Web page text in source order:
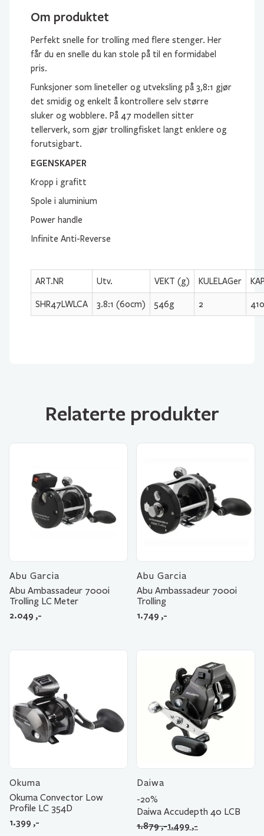
Om produktet
Perfekt snelle for trolling med flere stenger. Her
får du en snelle du kan stole på til en formidabel
pris.
Funksjoner som lineteller og utveksling på 3,8:1 gjør
det smidig og enkelt å kontrollere selv større
sluker og wobblere. På 47 modellen sitter
tellerverk, som gjør trollingfisket langt enklere og
forutsigbart.
EGENSKAPER
Kropp i grafitt
Spole i aluminium
Power handle
Infinite Anti-Reverse
ART.NR Utv. VEKT (g) KULELAGer
SHR47LWLCA 3.8:1 (60cm) 546g 2
Relaterte produkter
Abu Garcia
Abu Ambassadeur 7000i
Trolling LC Meter
2.049 ,-
Abu Garcia
Abu Ambassadeur 7000i
Trolling
1.749 ,-
Okuma
Okuma Convector Low
Profile LC 354D
1.399 ,-
Daiwa
-20%
Daiwa Accudepth 40 LCB
1.879,-
Opprinnelig
1.499 ,-
Nåværende